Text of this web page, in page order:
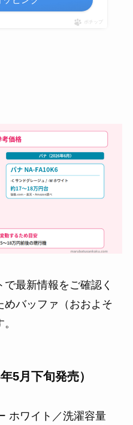
ポチップ
最新情報をご確認く
めバッファ（おおよそ
5月下旬発売）
ホワイト／洗濯容量